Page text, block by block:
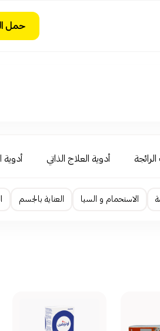
حمل
أدوية العلاج الذاتي أدوية
الاستحمام و السبا العناية بالجسم